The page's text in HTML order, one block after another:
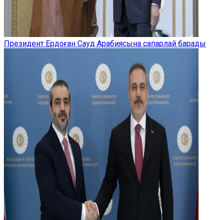
Президент Ердоған Сауд Арабиясына сапарлай барады